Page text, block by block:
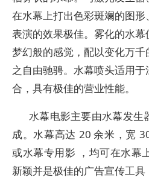
在水幕上打出色彩斑斓的图形
表演的效果极佳。雾化的水
梦幻般的感觉，配以变化万
之自由驰骋。水幕喷头适用
合，具有极佳的营业性能。
水幕电影主要由水幕发生
成。水幕高达 20 余米，宽
或水幕专用影 ，均可在水幕
新颖并是极佳的广告宣传工